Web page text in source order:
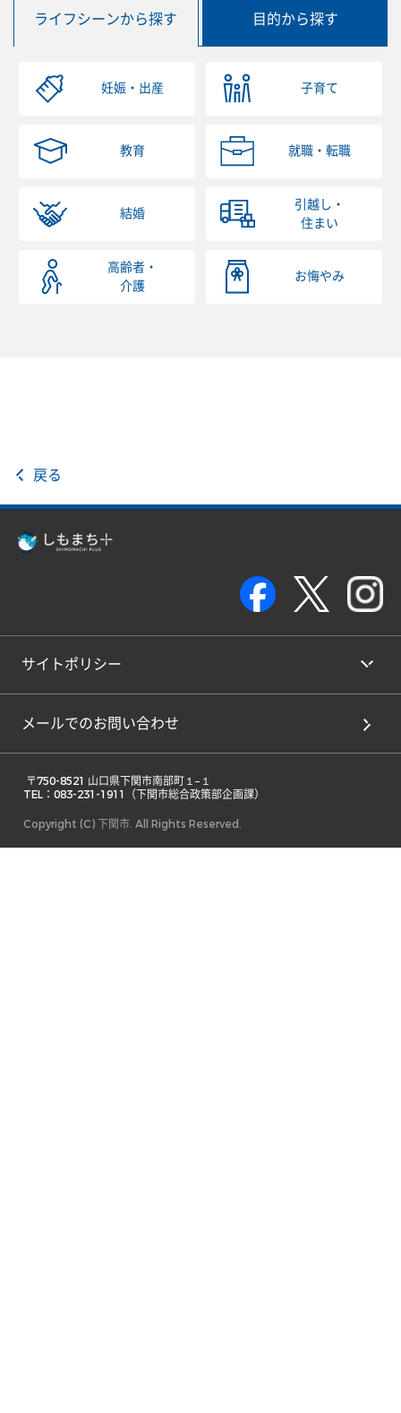
ライフシーンから探す 目的から探す
妊娠・出産 子育て
教育 就職・転職
結婚
引越し・
住まい
高齢者・
介護
お悔やみ
戻る
サイトポリシー
メールでのお問い合わせ
TEL：083-231-1911（下関市総合政策部企画課）
Copyright (C) 下関市. All Rights Reserved.